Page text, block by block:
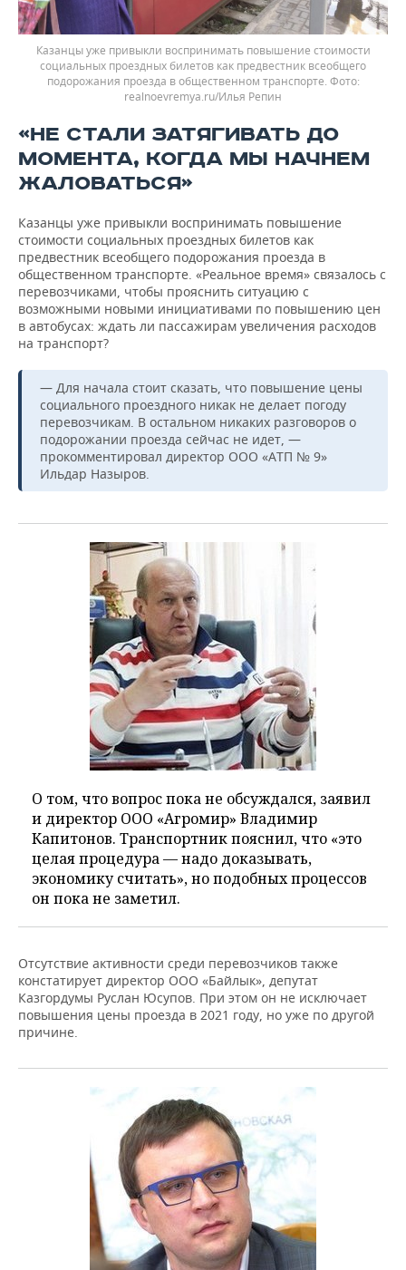
Казанцы уже привыкли воспринимать повышение стоимости
социальных проездных билетов как предвестник всеобщего
подорожания проезда в общественном транспорте.
realnoevremya.ru/Илья Репин
«НЕ СТАЛИ ЗАТЯГИВАТЬ ДО
МОМЕНТА, КОГДА МЫ НАЧНЕМ
ЖАЛОВАТЬСЯ»
Казанцы уже привыкли воспринимать повышение
стоимости социальных проездных билетов как
предвестник всеобщего подорожания проезда в
общественном транспорте. «Реальное время» связалось с
перевозчиками, чтобы прояснить ситуацию с
возможными новыми инициативами по повышению цен
в автобусах: ждать ли пассажирам увеличения расходов
на транспорт?
— Для начала стоит сказать, что повышение цены
социального проездного никак не делает погоду
перевозчикам. В остальном никаких разговоров о
подорожании проезда сейчас не идет, —
прокомментировал директор ООО «АТП № 9»
Ильдар Назыров.
О том, что вопрос пока не обсуждался, заявил
и директор ООО «Агромир» Владимир
Капитонов. Транспортник пояснил, что «это
целая процедура — надо доказывать,
экономику считать», но подобных процессов
он пока не заметил.
Отсутствие активности среди перевозчиков также
констатирует директор ООО «Байлык», депутат
Казгордумы Руслан Юсупов. При этом он не исключает
повышения цены проезда в 2021 году, но уже по другой
причине.